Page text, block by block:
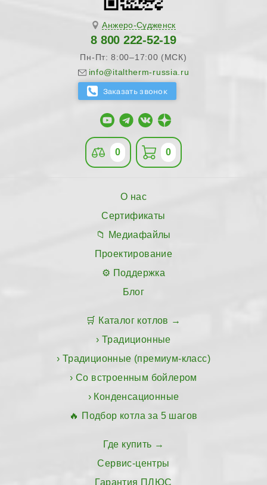
Анжеро-Судженск
8 800 222-52-19
Пн-Пт: 8:00–17:00 (МСК)
info@italtherm-russia.ru
0 0
О нас
Сертификаты
Медиафайлы
Проектирование
Поддержка
Блог
Каталог котлов
Традиционные
Традиционные (премиум-класс)
Со встроенным бойлером
Конденсационные
Подбор котла за 5 шагов
Где купить
Сервис-центры
Гарантия ПЛЮС